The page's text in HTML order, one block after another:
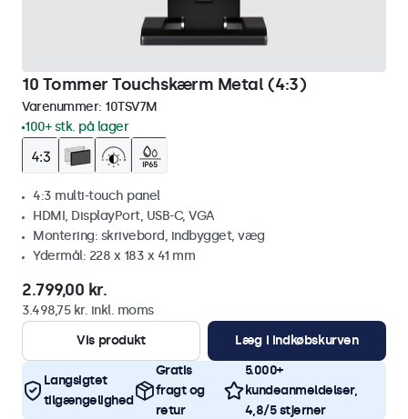
10 Tommer Touchskærm Metal (4:3)
Varenummer: 10TSV7M
100+ stk. på lager
4:3 multi-touch panel
HDMI, DisplayPort, USB-C, VGA
Montering: skrivebord, indbygget, væg
Ydermål: 228 x 183 x 41 mm
2.799,00 kr.
3.498,75 kr. inkl. moms
Vis produkt
Læg i indkøbskurven
Langsigtet
tilgængelighed
Gratis
fragt og
retur
5.000+
kundeanmeldelser,
4,8/5 stjerner